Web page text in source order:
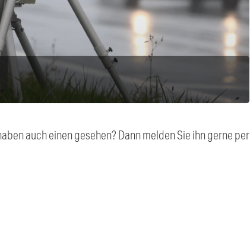
auch einen gesehen? Dann melden Sie ihn gerne per